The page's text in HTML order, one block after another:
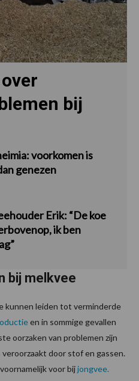
bij
voorkomen is
genezen
Erik: “De koe
ik ben
bij melkvee
kunnen leiden tot verminderde
en in sommige gevallen
oorzaken van problemen zijn
door stof en gassen.
voor bijjongvee.